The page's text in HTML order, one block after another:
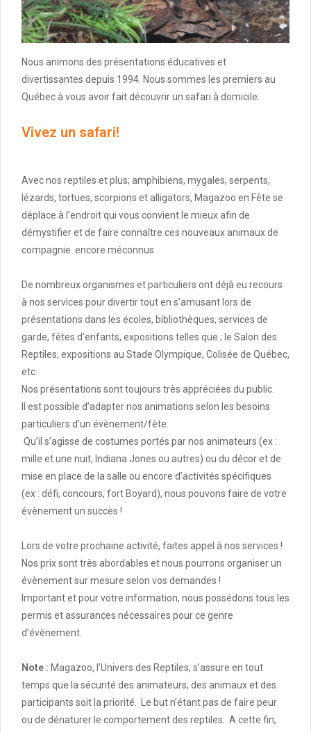
Nous animons des présentations éducatives et
divertissantes depuis 1994. Nous sommes les premiers au
Québec à vous avoir fait découvrir un safari à domicile.
Vivez un safari!
Avec nos reptiles et plus; amphibiens, mygales, serpents,
lézards, tortues, scorpions et alligators, Magazoo en Fête se
déplace à l’endroit qui vous convient le mieux afin de
démystifier et de faire connaître ces nouveaux animaux de
compagnie encore méconnus .
De nombreux organismes et particuliers ont déjà eu recours
à nos services pour divertir tout en s’amusant lors de
présentations dans les écoles, bibliothèques, services de
garde, fêtes d’enfants, expositions telles que ; le Salon des
Reptiles, expositions au Stade Olympique, Colisée de Québec,
etc.
Nos présentations sont toujours très appréciées du public.
Il est possible d’adapter nos animations selon les besoins
particuliers d’un évènement/fête.
Qu’il s’agisse de costumes portés par nos animateurs (ex :
mille et une nuit, Indiana Jones ou autres) ou du décor et de
mise en place de la salle ou encore d’activités spécifiques
(ex : défi, concours, fort Boyard), nous pouvons faire de votre
évènement un succès !
Lors de votre prochaine activité, faites appel à nos services !
Nos prix sont très abordables et nous pourrons organiser un
évènement sur mesure selon vos demandes !
Important et pour votre information, nous possédons tous les
permis et assurances nécessaires pour ce genre
d’évènement.
Note : Magazoo, l’Univers des Reptiles, s’assure en tout
temps que la sécurité des animateurs, des animaux et des
participants soit la priorité. Le but n’étant pas de faire peur
ou de dénaturer le comportement des reptiles. A cette fin,